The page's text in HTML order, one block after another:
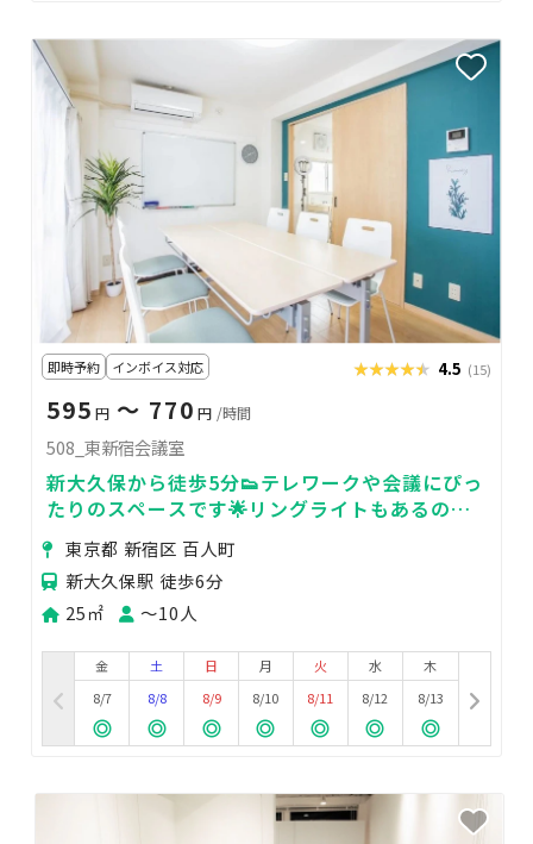
即時予約 インボイス対応 ★★★★★
★★★★★ 4.5 (15)
595 円 〜 770 円 /時間
508_東新宿会議室
新大久保から徒歩5分👟テレワークや会議にぴっ
たりのスペースです🌟リングライトもあるので
撮影や配信にも！🎥
東京都 新宿区 百人町
新大久保駅 徒歩6分
25㎡
〜10人
金
8/7
土
8/8
日
8/9
月
8/10
火
8/11
水
8/12
木
8/13